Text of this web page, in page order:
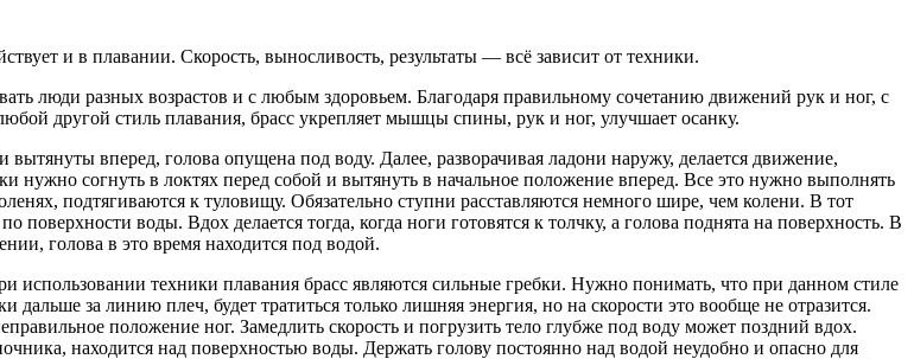
и в плавании. Скорость, выносливость, результаты — всё зависит от техники.
люди разных возрастов и с любым здоровьем. Благодаря правильному сочетанию движений рук и ног, с
другой стиль плавания, брасс укрепляет мышцы спины, рук и ног, улучшает осанку.
вперед, голова опущена под воду. Далее, разворачивая ладони наружу, делается движение,
нужно согнуть в локтях перед собой и вытянуть в начальное положение вперед. Все это нужно выполнять
подтягиваются к туловищу. Обязательно ступни расставляются немного шире, чем колени. В тот
поверхности воды. Вдох делается тогда, когда ноги готовятся к толчку, а голова поднята на поверхность. В
голова в это время находится под водой.
техники плавания брасс являются сильные гребки. Нужно понимать, что при данном стиле
за линию плеч, будет тратиться только лишняя энергия, но на скорости это вообще не отразится.
положение ног. Замедлить скорость и погрузить тело глубже под воду может поздний вдох.
находится над поверхностью воды. Держать голову постоянно над водой неудобно и опасно для